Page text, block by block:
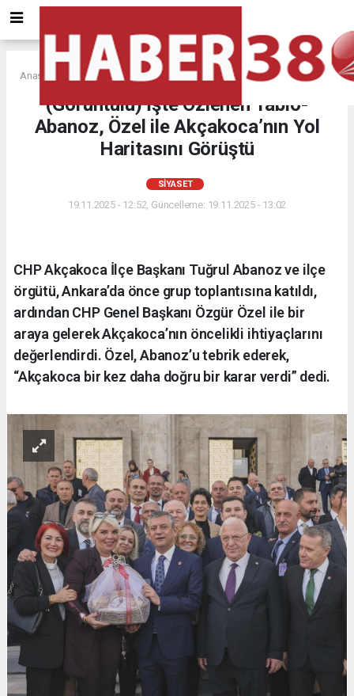
Anasayfa SİYASET
(Görüntülü) İşte Özlenen Tablo-
Abanoz, Özel ile Akçakoca’nın Yol
Haritasını Görüştü
SİYASET
19.11.2025 - 12:52, Güncelleme: 19.11.2025 - 13:02
CHP Akçakoca İlçe Başkanı Tuğrul Abanoz ve ilçe
örgütü, Ankara’da önce grup toplantısına katıldı,
ardından CHP Genel Başkanı Özgür Özel ile bir
araya gelerek Akçakoca’nın öncelikli ihtiyaçlarını
değerlendirdi. Özel, Abanoz’u tebrik ederek,
“Akçakoca bir kez daha doğru bir karar verdi” dedi.